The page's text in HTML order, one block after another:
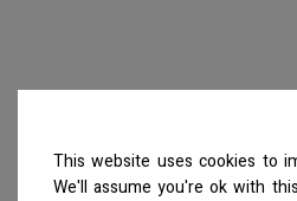
This website uses cookies to
We'll assume you're ok with